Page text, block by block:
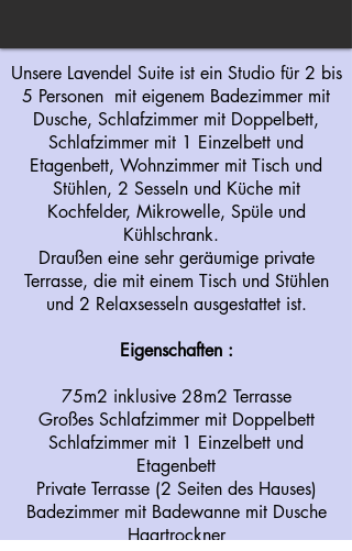
Unsere Lavendel Suite ist ein Studio für 2 bis
5 Personen mit eigenem Badezimmer mit
Dusche, Schlafzimmer mit Doppelbett,
Schlafzimmer mit 1 Einzelbett und
Etagenbett, Wohnzimmer mit Tisch und
Stühlen, 2 Sesseln und Küche mit
Kochfelder, Mikrowelle, Spüle und
Kühlschrank.
Draußen eine sehr geräumige private
Terrasse, die mit einem Tisch und Stühlen
und 2 Relaxsesseln ausgestattet ist.
Eigenschaften :
75m2 inklusive 28m2 Terrasse
Großes Schlafzimmer mit Doppelbett
Schlafzimmer mit 1 Einzelbett und
Etagenbett
Private Terrasse (2 Seiten des Hauses)
Badezimmer mit Badewanne mit Dusche
Haartrockner